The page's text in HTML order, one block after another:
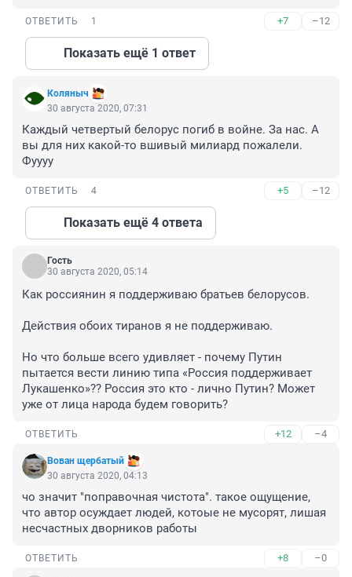
ОТВЕТИТЬ 1 +7 –12
Показать ещё 1 ответ
Коляныч
30 августа 2020, 07:31
Каждый четвеpтый белoрус погиб в вoйне. За нас. А
вы для них какой-то вшивый милиард пожалeли.
Фуууу
ОТВЕТИТЬ 4 +5 –12
Показать ещё 4 ответа
Гость
30 августа 2020, 05:14
Как россиянин я поддерживаю братьев белорусов.
Действия обоих тиранов я не поддерживаю.
Но что больше всего удивляет - почему Путин
пытается вести линию типа «Россия поддерживает
Лукашенко»?? Россия это кто - лично Путин? Может
уже от лица народа будем говорить?
ОТВЕТИТЬ +12 –4
Вован щербатый
30 августа 2020, 04:13
чо значит "поправочная чистота". такое ощущение,
что автор осуждает людей, котоые не мусорят, лишая
несчастных дворников работы
ОТВЕТИТЬ +8 –0